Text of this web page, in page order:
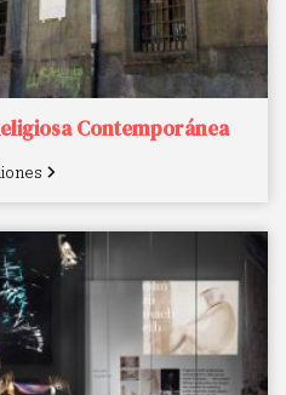
Contemporánea